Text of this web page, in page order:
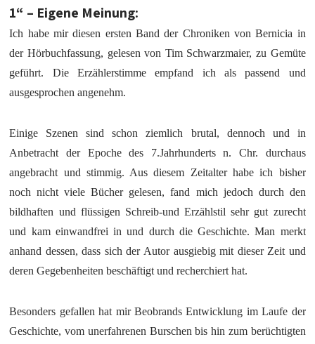
1“ – Eigene Meinung:
Ich habe mir diesen ersten Band der Chroniken von Bernicia in
der Hörbuchfassung, gelesen von Tim Schwarzmaier, zu Gemüte
geführt. Die Erzählerstimme empfand ich als passend und
ausgesprochen angenehm.
Einige Szenen sind schon ziemlich brutal, dennoch und in
Anbetracht der Epoche des 7.Jahrhunderts n. Chr. durchaus
angebracht und stimmig. Aus diesem Zeitalter habe ich bisher
noch nicht viele Bücher gelesen, fand mich jedoch durch den
bildhaften und flüssigen Schreib-und Erzählstil sehr gut zurecht
und kam einwandfrei in und durch die Geschichte. Man merkt
anhand dessen, dass sich der Autor ausgiebig mit dieser Zeit und
deren Gegebenheiten beschäftigt und recherchiert hat.
Besonders gefallen hat mir Beobrands Entwicklung im Laufe der
Geschichte, vom unerfahrenen Burschen bis hin zum berüchtigten